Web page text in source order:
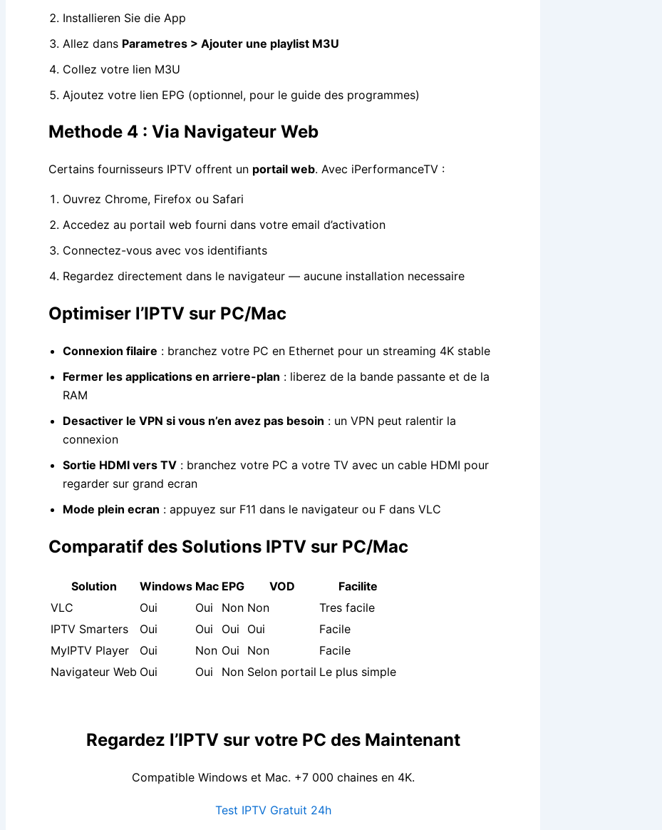
Installieren Sie die App
Allez dans Parametres > Ajouter une playlist M3U
Collez votre lien M3U
Ajoutez votre lien EPG (optionnel, pour le guide des programmes)
Methode 4 : Via Navigateur Web
Certains fournisseurs IPTV offrent un portail web. Avec iPerformanceTV :
Ouvrez Chrome, Firefox ou Safari
Accedez au portail web fourni dans votre email d’activation
Connectez-vous avec vos identifiants
Regardez directement dans le navigateur — aucune installation necessaire
Optimiser l’IPTV sur PC/Mac
Connexion filaire : branchez votre PC en Ethernet pour un streaming 4K stable
Fermer les applications en arriere-plan : liberez de la bande passante et de la
RAM
Desactiver le VPN si vous n’en avez pas besoin : un VPN peut ralentir la
connexion
Sortie HDMI vers TV : branchez votre PC a votre TV avec un cable HDMI pour
regarder sur grand ecran
Mode plein ecran : appuyez sur F11 dans le navigateur ou F dans VLC
Comparatif des Solutions IPTV sur PC/Mac
Solution Windows Mac EPG VOD
Facilite
VLC
Oui Oui Non Non
Tres facile
IPTV Smarters
Oui Oui Oui Oui
Facile
MyIPTV Player
Oui Non Oui Non
Facile
Navigateur Web Oui Oui Non Selon portail Le plus simple
Regardez l’IPTV sur votre PC des Maintenant
Compatible Windows et Mac. +7 000 chaines en 4K.
Test IPTV Gratuit 24h